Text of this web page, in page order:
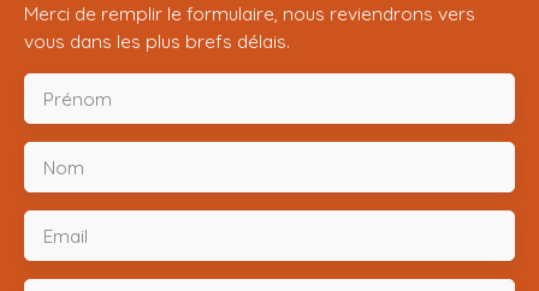
Merci de remplir le formulaire, nous reviendrons vers
vous dans les plus brefs délais.
Prénom
Nom
Email